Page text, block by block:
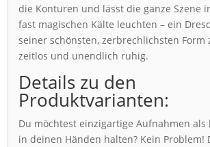
die Konturen und lässt die ganze Szene
fast magischen Kälte leuchten – ein
seiner schönsten, zerbrechlichsten Form
zeitlos und unendlich ruhig.
Details zu den
Produktvarianten:
Du möchtest einzigartige Aufnahmen als
in deinen Händen halten? Kein Problem!